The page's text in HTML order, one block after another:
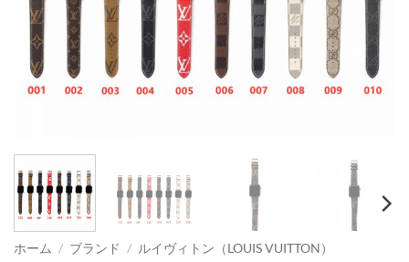
ホーム / ブランド / ルイヴィトン（LOUIS VUITTON）